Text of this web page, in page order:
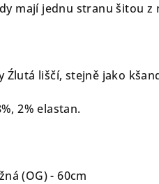
mají jednu stranu šitou
liščí, stejně jako
2% elastan.
(OG) - 60cm